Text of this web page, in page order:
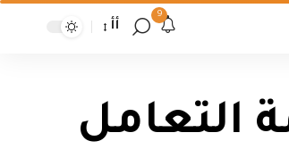
9
أأ
التعامل